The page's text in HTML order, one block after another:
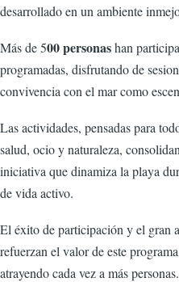
desarrollado en un ambiente
Más de 500 personashan
programadas, disfrutando de
convivencia con el mar como
Las actividades, pensadas para
salud, ocio y naturaleza,
iniciativa que dinamiza la playa
de vida activo.
El éxito de participación y el gran
refuerzan el valor de este
atrayendo cada vez a más personas.